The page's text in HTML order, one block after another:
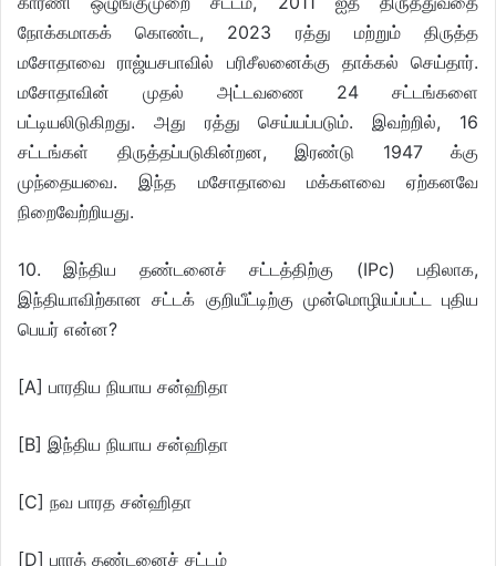
நோக்கமாகக் கொண்ட, 2023 ரத்து மற்றும் திருத்த
மசோதாவை ராஜ்யசபாவில் பரிசீலனைக்கு தாக்கல் செய்தார்.
மசோதாவின் முதல் அட்டவணை 24 சட்டங்களை
பட்டியலிடுகிறது. அது ரத்து செய்யப்படும். இவற்றில், 16
சட்டங்கள் திருத்தப்படுகின்றன, இரண்டு 1947 க்கு
முந்தையவை. இந்த மசோதாவை மக்களவை ஏற்கனவே
நிறைவேற்றியது.
10. இந்திய தண்டனைச் சட்டத்திற்கு (IPc) பதிலாக,
இந்தியாவிற்கான சட்டக் குறியீட்டிற்கு முன்மொழியப்பட்ட புதிய
பெயர் என்ன?
[A] பாரதிய நியாய சன்ஹிதா
[B] இந்திய நியாய சன்ஹிதா
[C] நவ பாரத சன்ஹிதா
[D] பாரத் தண்டனைச் சட்டம்